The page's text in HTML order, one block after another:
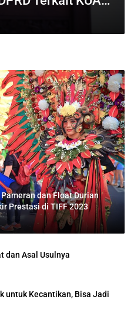
dan Float Durian
Prestasi di TIFF 2023
dan Asal Usulnya
untuk Kecantikan, Bisa Jadi